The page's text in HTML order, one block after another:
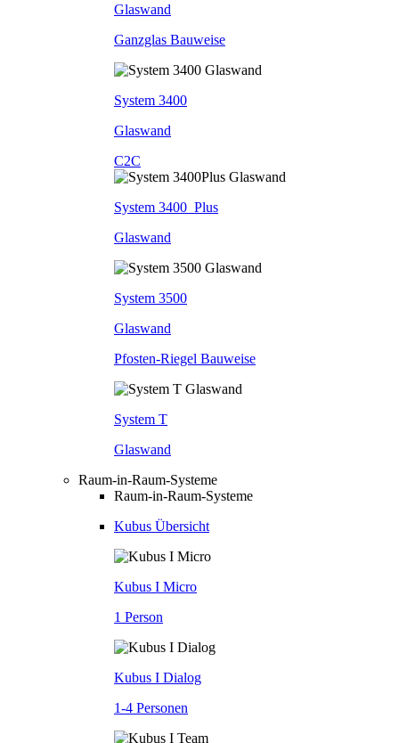
Glaswand
Ganzglas Bauweise
System 3400
Glaswand
C2C
System 3400_Plus
Glaswand
System 3500
Glaswand
Pfosten-Riegel Bauweise
System T
Glaswand
Raum-in-Raum-Systeme
Raum-in-Raum-Systeme
Kubus Übersicht
Kubus I Micro
1 Person
Kubus I Dialog
1-4 Personen